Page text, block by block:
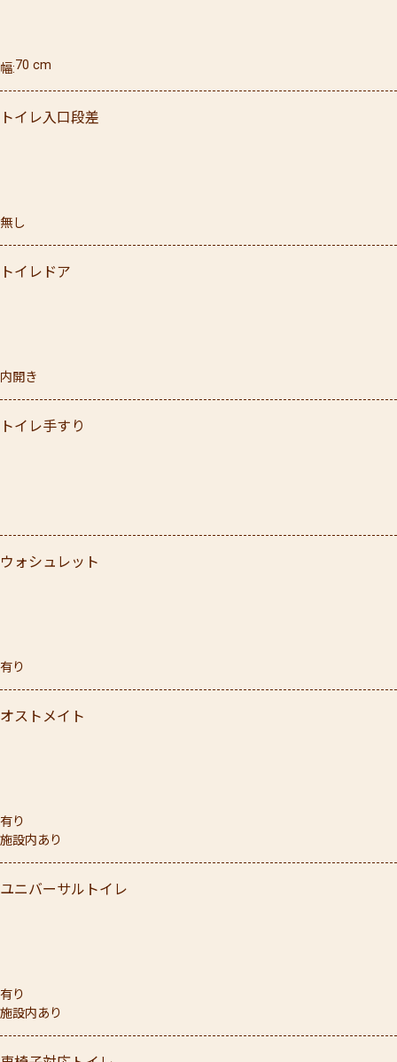
幅 70 cm
トイレ入口段差
無し
トイレドア
内開き
トイレ手すり
ウォシュレット
有り
オストメイト
有り
施設内あり
ユニバーサルトイレ
有り
施設内あり